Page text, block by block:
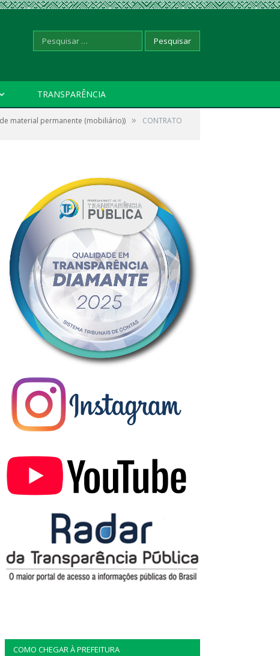
Pesquisar
por:
TRANSPARÊNCIA
de material permanente (mobiliário)) » CONTRATO
COMO CHEGAR À PREFEITURA